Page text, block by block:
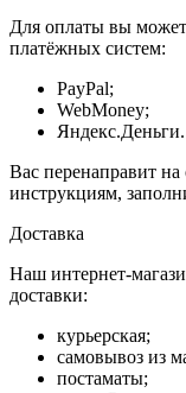
Для оплаты вы
платёжных систем:
PayPal;
WebMoney;
Яндекс.Деньги.
Вас перенаправит на
инструкциям,
Доставка
Наш интернет-
доставки:
курьерская;
самовывоз из
постаматы;